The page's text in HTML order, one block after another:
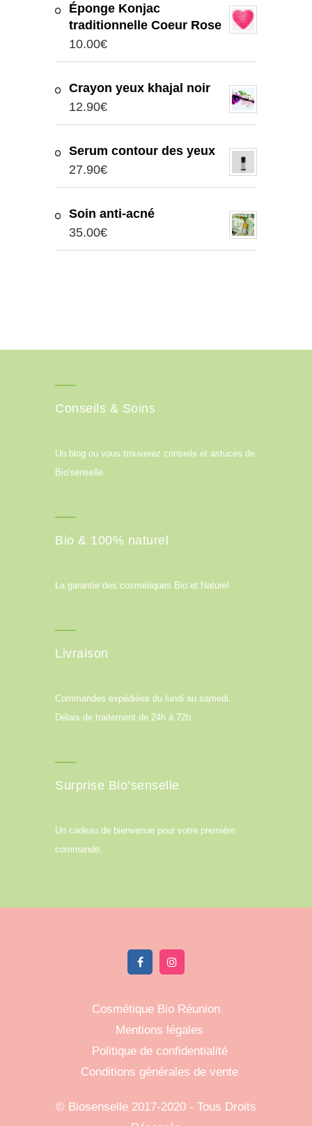
Éponge Konjac
traditionnelle Coeur Rose
10.00€
Crayon yeux khajal noir
12.90€
Serum contour des yeux
27.90€
Soin anti-acné
35.00€
Conseils & Soins
Un blog ou vous trouverez conseils et astuces de
Bio'senselle
Bio & 100% naturel
La garantie des cosmétiques Bio et Naturel
Livraison
Commandes expédiées du lundi au samedi.
Délais de traitement de 24h à 72h
Surprise Bio’senselle
Un cadeau de bienvenue pour votre première
commande.
Cosmétique Bio Réunion
Mentions légales
Politique de confidentialité
Conditions générales de vente
© Biosenselle 2017-2020 - Tous Droits